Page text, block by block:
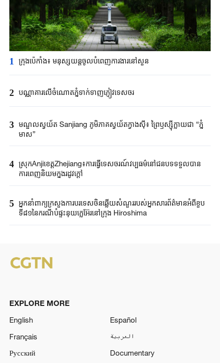
1 ក្រុងប៉េកាំង​៖ មនុស្សយន្ត​ចូលបំពេញ​ការងារនៅសួន​​
2 បណ្ណាគារលើចំណោតភ្នំទាក់ទាញភ្ញៀវទេសចរ
3 មណ្ឌលស្វយ័ត Sanjiang ភូមិភាគស្វយ័តក្វាងស៊ី៖ ព្រៃឫស្ស៊ីក្លាយជា “ភ្នំ
មាស”
4 ស្រុកAnjiខេត្តZhejiang៖ការធ្វើទេសចរណ៍វប្បធម៌នៅជនបទទទួលបាន
ការពេញនិយមក្នុងរដូវក្តៅ
5 អ្នកនាំពាក្យ​ក្រសួងការបរទេស​ចិនឆ្លើយសំណួរ​របស់​អ្នកសារព័ត៌មាន​អំពីខួប​
ទី៨១នៃ​ករណី​បំផ្ទុះនុយក្លេអ៊ែរ​នៅក្រុង ​Hiroshima ​
EXPLORE MORE
English
Español
Français
العربية
Русский
Documentary